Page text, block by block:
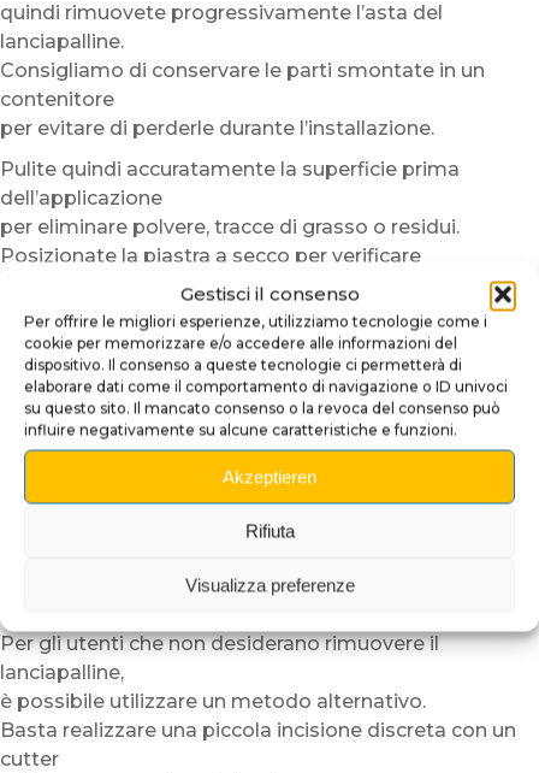
Gestisci il consenso
Per offrire le migliori esperienze, utilizziamo tecnologie come i
cookie per memorizzare e/o accedere alle informazioni del
dispositivo. Il consenso a queste tecnologie ci permetterà di
elaborare dati come il comportamento di navigazione o ID univoci
su questo sito. Il mancato consenso o la revoca del consenso può
influire negativamente su alcune caratteristiche e funzioni.
Akzeptieren
Rifiuta
Visualizza preferenze
quindi rimuovete progressivamente l’asta del
lanciapalline.
Consigliamo di conservare le parti smontate in un
contenitore
per evitare di perderle durante l’installazione.
Pulite quindi accuratamente la superficie prima
dell’applicazione
per eliminare polvere, tracce di grasso o residui.
Posizionate la piastra a secco per verificare
quindi rimuovete progressivamente il liner adesivo
applicando la piastra dal centro verso le estremità.
Una volta installata correttamente la piastra,
reinserite semplicemente l’asta del lanciapalline,
quindi rimontate gli elementi smontati nell’ordine
Il risultato offre una finitura particolarmente pulita e
Metodo alternativo senza
smontaggio del lanciapalline
Per gli utenti che non desiderano rimuovere il
lanciapalline,
è possibile utilizzare un metodo alternativo.
Basta realizzare una piccola incisione discreta con un
cutter